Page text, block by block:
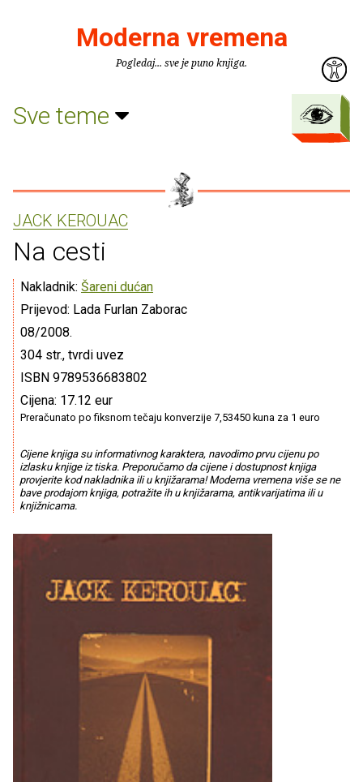
Moderna vremena
Pogledaj... sve je puno knjiga.
Sve teme
JACK KEROUAC
Na cesti
Nakladnik: Šareni dućan
Prijevod: Lada Furlan Zaborac
08/2008.
304 str., tvrdi uvez
ISBN 9789536683802
Cijena: 17.12 eur
Preračunato po fiksnom tečaju konverzije 7,53450 kuna za 1 euro
Cijene knjiga su informativnog karaktera, navodimo prvu cijenu po
izlasku knjige iz tiska. Preporučamo da cijene i dostupnost knjiga
provjerite kod nakladnika ili u knjižarama! Moderna vremena više se ne
bave prodajom knjiga, potražite ih u knjižarama, antikvarijatima ili u
knjižnicama.